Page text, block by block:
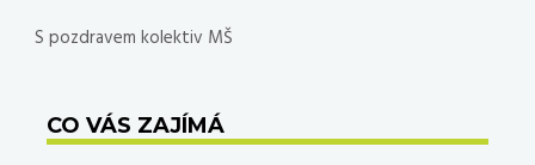
S pozdravem kolektiv MŠ
CO VÁS ZAJÍMÁ